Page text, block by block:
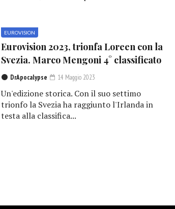
EUROVISION
Eurovision 2023, trionfa Loreen con la
Svezia. Marco Mengoni 4° classificato
DrApocalypse 14 Maggio 2023
Un'edizione storica. Con il suo settimo
trionfo la Svezia ha raggiunto l'Irlanda in
testa alla classifica...